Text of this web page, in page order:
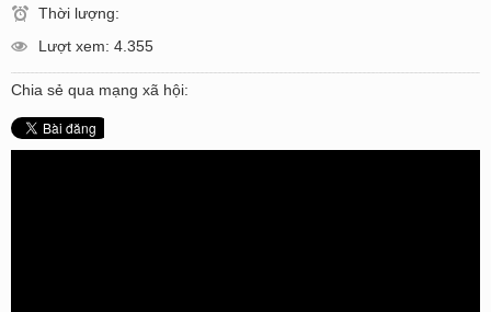
Thời lượng:
Lượt xem: 4.355
Chia sẻ qua mạng xã hội: